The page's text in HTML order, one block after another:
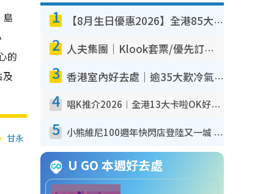
島
的
甘永
1 【8月生日優惠2026】全港85大食買玩著數攻略 自助餐/火鍋放題同行免費＋誠品/DONKI送現金券
2 人夫集團｜Klook套票/優先訂票/公開發售搶飛攻略！附票價.購票連結.場地座位表
3 香港室內好去處｜逾35大歎冷氣室內好去處推介 室內活動免費避雨無懼落雨
4 唱K推介2026︱全港13大卡啦OK好去處！最平$36起 日文K都有！(附地址+收費詳情)
5 小熊維尼100週年快閃店登陸又一城 重現百畝森林經典場景／獨家限定盲盒登場／專屬DIY香水
U GO 本週好去處